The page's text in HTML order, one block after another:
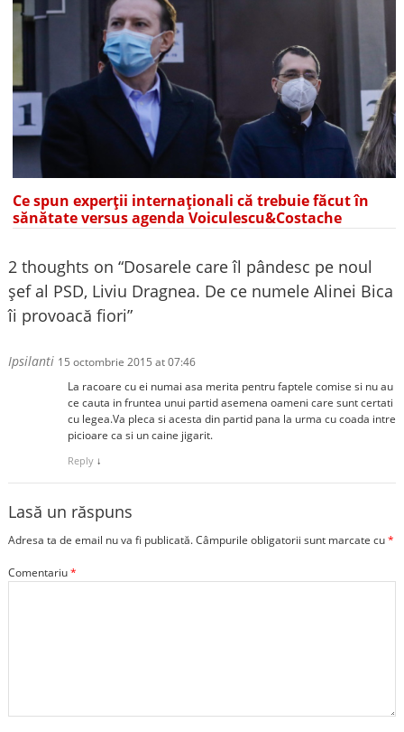
Ce spun experții internaționali că trebuie făcut în
sănătate versus agenda Voiculescu&Costache
2 thoughts on “Dosarele care îl pândesc pe noul
şef al PSD, Liviu Dragnea. De ce numele Alinei Bica
îi provoacă fiori”
Ipsilanti 15 octombrie 2015 at 07:46
La racoare cu ei numai asa merita pentru faptele comise si nu au
ce cauta in fruntea unui partid asemena oameni care sunt certati
cu legea.Va pleca si acesta din partid pana la urma cu coada intre
picioare ca si un caine jigarit.
Reply ↓
Lasă un răspuns
Adresa ta de email nu va fi publicată.Câmpurile obligatorii sunt marcate cu*
Comentariu*